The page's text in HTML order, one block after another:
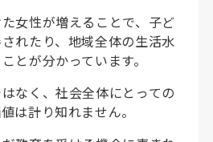
女性が増えることで、子ど
れたり、地域全体の生活水
とが分かっています。
なく、社会全体にとっての
は計り知れません。